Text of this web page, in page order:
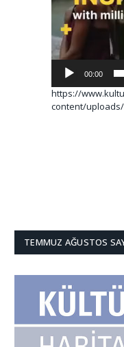
00:00
https://
content/uploads/
TEMMUZ AĞUSTOS